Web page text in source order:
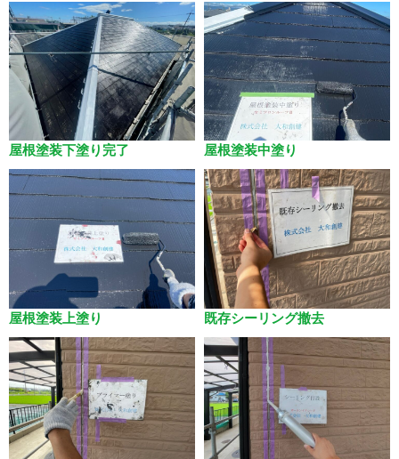
屋根塗装下塗り完了 屋根塗装中塗り
屋根塗装上塗り 既存シーリング撤去